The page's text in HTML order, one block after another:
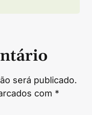
será publicado.
com *